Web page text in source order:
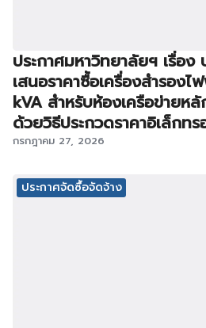
ประกาศมหาวิทยาลัยฯ เรื่อง
เสนอราคาซื้อเครื่องสำรองไ
kVA สำหรับห้องเครือข่ายหลั
ด้วยวิธีประกวดราคาอิเล็ก
กรกฎาคม 27, 2026
ประกาศจัดซื้อจัดจ้าง